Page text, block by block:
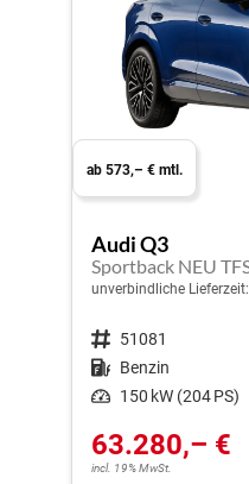
ab 573,– € mtl.
Audi Q3
unverbindliche Lieferzeit:
Fahrzeugnr. 51081
Kraftstoff Benzin
Leistung 150 kW (204 PS)
63.280,– €
incl. 19% MwSt.